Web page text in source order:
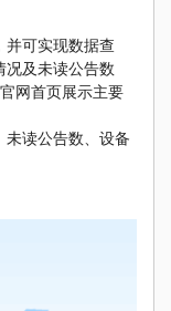
并可实现数据查
况及未读公告数
网首页展示主要
未读公告数、设备